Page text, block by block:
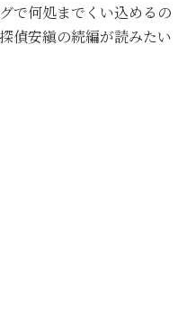
で何処までくい込めるの
偵安縝の続編が読みたい